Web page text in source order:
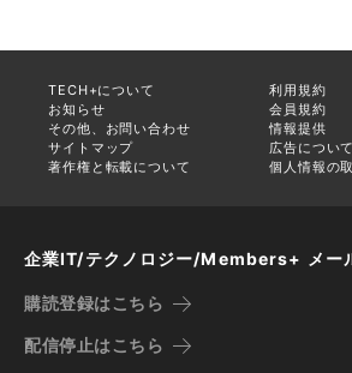
TECH+について
利用規約
お知らせ
会員規約
その他、お問い合わせ
情報提供
サイトマップ
広告について
著作権と転載について
個人情報の
企業IT/テクノロジー/Members+ メー
購読登録はこちら
配信停止はこちら